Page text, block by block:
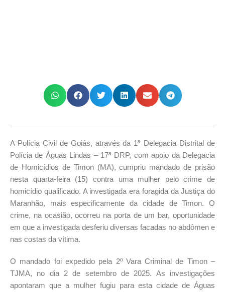
A Polícia Civil de Goiás, através da 1ª Delegacia Distrital de
Polícia de Águas Lindas – 17ª DRP, com apoio da Delegacia
de Homicídios de Timon (MA), cumpriu mandado de prisão
nesta quarta-feira (15) contra uma mulher pelo crime de
homicídio qualificado. A investigada era foragida da Justiça do
Maranhão, mais especificamente da cidade de Timon. O
crime, na ocasião, ocorreu na porta de um bar, oportunidade
em que a investigada desferiu diversas facadas no abdômen e
nas costas da vítima.
O mandado foi expedido pela 2º Vara Criminal de Timon –
TJMA, no dia 2 de setembro de 2025. As investigações
apontaram que a mulher fugiu para esta cidade de Águas